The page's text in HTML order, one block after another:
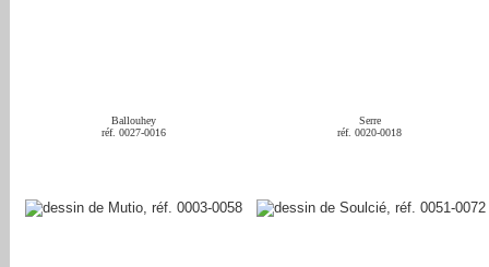
Ballouhey
réf. 0027-0016
Serre
réf. 0020-0018